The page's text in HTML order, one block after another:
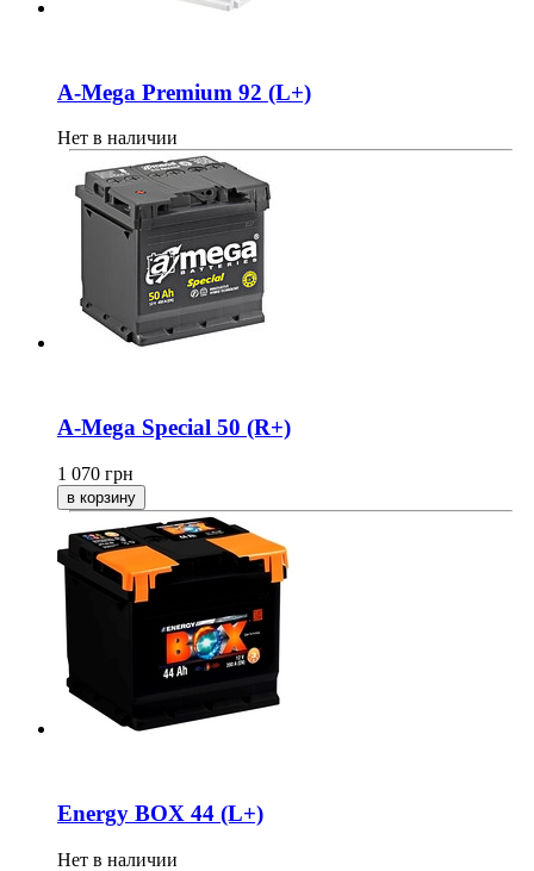
A-Mega Premium 92 (L+)
Нет в наличии
A-Mega Special 50 (R+)
1 070 грн
Energy BOX 44 (L+)
Нет в наличии